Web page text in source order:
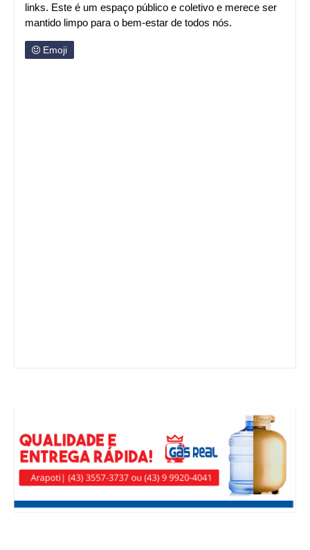
links. Este é um espaço público e coletivo e merece ser
mantido limpo para o bem-estar de todos nós.
Emoji